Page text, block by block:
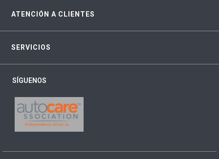
ATENCIÓN A CLIENTES
SERVICIOS
SÍGUENOS